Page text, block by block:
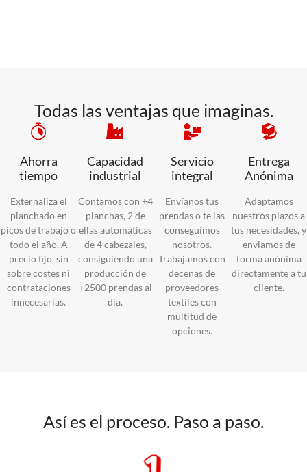
Todas las ventajas que imaginas.
Ahorra
tiempo
Externaliza el
planchado en
picos de trabajo o
todo el año. A
precio fijo, sin
sobre costes ni
contrataciones
innecesarias.
Capacidad
industrial
Contamos con +4
planchas, 2 de
ellas automáticas
de 4 cabezales,
consiguiendo una
producción de
+2500 prendas al
día.
Servicio
integral
Envíanos tus
prendas o te las
conseguimos
nosotros.
Trabajamos con
decenas de
proveedores
textiles con
multitud de
opciones.
Entrega
Anónima
Adaptamos
nuestros plazos a
tus necesidades, y
enviamos de
forma anónima
directamente a tu
cliente.
Así es el proceso. Paso a paso.